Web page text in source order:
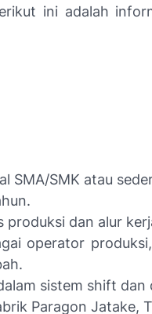
ini adalah
SMA/SMK atau
produksi dan alur
operator
sistem shift dan
Paragon Jatake,